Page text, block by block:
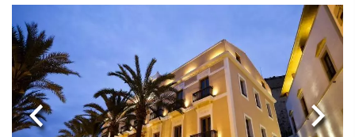
Anterior